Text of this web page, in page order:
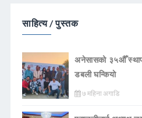
साहित्य / पुस्तक
अनेसासको ३५औँ
डबली घन्कियाे
७ महिना अगाडि